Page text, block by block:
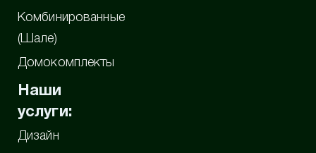
Комбинированные
(Шале)
Домокомплекты
Наши
услуги:
Дизайн